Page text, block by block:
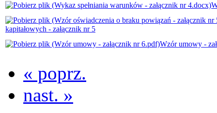
kapitałowych - załącznik nr 5
Wzór umowy -
« poprz.
nast. »